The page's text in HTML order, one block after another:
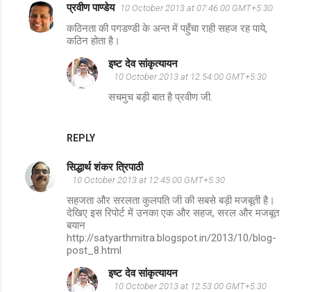
C
o
प्रवीण पाण्डेय 10 October 2013 at 07:46:00 GMT+5:30
कठिनता की पगडण्डी के अन्त में पहुँचा राही सहज रह पाये,
कठिन होता है।
REPLY
इष्ट देव सांकृत्यायन
10 October 2013 at 12:54:00 GMT+5:30
सचमुच बड़ी बात है प्रवीण जी.
सिद्धार्थ शंकर त्रिपाठी
10 October 2013 at 12:45:00 GMT+5:30
सहजता और सरलता कुलपति जी की सबसे बड़ी मजबूती है।
देखिए इस रिपोर्ट में उनका एक और सहज, सरल और मजबूत
बयान
http://satyarthmitra.blogspot.in/2013/10/blog-
post_8.html
इष्ट देव सांकृत्यायन
10 October 2013 at 12:53:00 GMT+5:30